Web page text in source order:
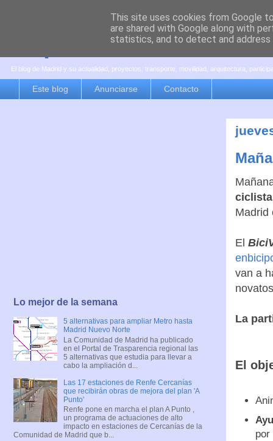
es por madrid
El blog de Madrid y su actualidad, proyectos, transporte, movilidad, arquitectura,
Este blog Anunciarse Contacto
Madrid
El
van a
La
El
por
Lo mejor de la semana
5 alternativas para ampliar Metro hasta
Madrid Nuevo Norte
La Comunidad de Madrid ha publicado
en el Portal de Trasparencia regional las
5 alternativas que estudia para llevar a
cabo la ampliación d...
Las 17 estaciones de Renfe Cercanías
que recibirán obras de mejora del plan 'A
Punto'
Renfe pone en marcha el plan A Punto ,
un programa de actuaciones de alto
impacto en estaciones de Cercanías de la
Comunidad de Madrid que b...
This site uses cookies from Google
are shared with Google along with
statistics, and to detect and address